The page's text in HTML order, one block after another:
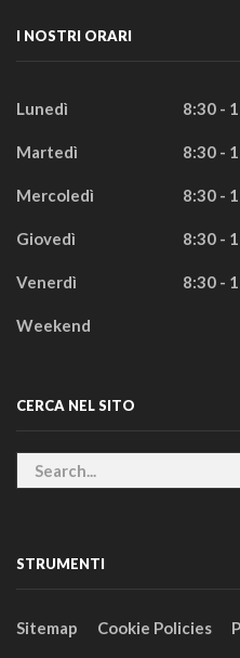
I NOSTRI ORARI
Lunedì 8:30 -
Martedì 8:30 -
Mercoledì 8:30 -
Giovedì 8:30 -
Venerdì 8:30 -
Weekend
CERCA NEL SITO
STRUMENTI
Sitemap Cookie Policies